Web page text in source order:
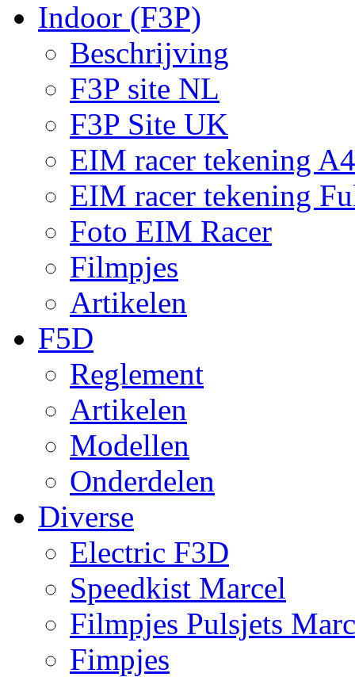
Indoor (F3P)
Beschrijving
F3P site NL
F3P Site UK
EIM racer tekening A4
EIM racer tekening
Foto EIM Racer
Filmpjes
Artikelen
F5D
Reglement
Artikelen
Modellen
Onderdelen
Diverse
Electric F3D
Speedkist Marcel
Filmpjes Pulsjets
Fimpjes